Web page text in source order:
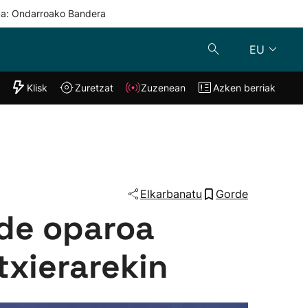
Ondarroako Bandera
EU
"Helmuga"
Klisk Zuzenean
Klisk Zuretzat Zuzenean Azken berriak
Elkarbanatu Gorde
oparoa